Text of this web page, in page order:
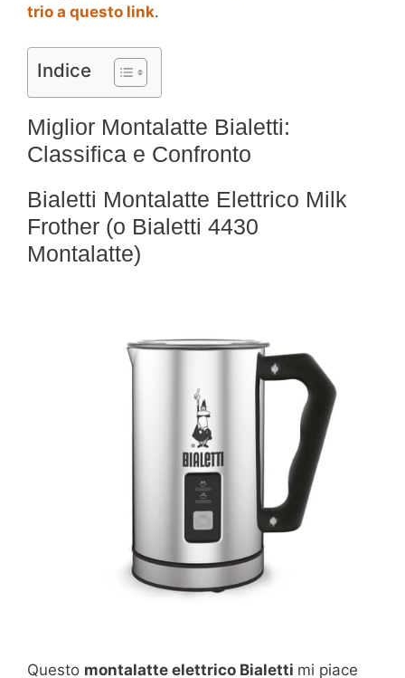
trio a questo link.
Indice
Miglior Montalatte Bialetti:
Classifica e Confronto
Bialetti Montalatte Elettrico Milk
Frother (o Bialetti 4430
Montalatte)
Questo montalatte elettrico Bialetti mi piace